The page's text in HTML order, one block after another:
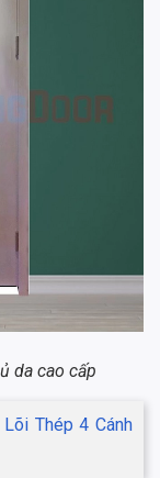
da cao cấp
Thép 4 Cánh